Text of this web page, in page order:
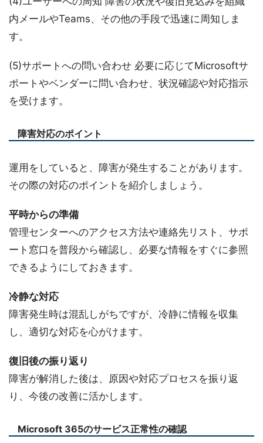
内メールやTeams、その他の手段で迅速に周知しま
す。
(5)サポートへの問い合わせ 必要に応じてMicrosoftサ
ポートやベンダーに問い合わせ、状況確認や対応指示
を受けます。
障害対応のポイント
運用をしていると、障害が発生することがあります。
その際の対応のポイントを紹介しましょう。
平時からの準備
管理センターへのアクセス方法や連絡先リスト、サポ
ート窓口を普段から確認し、必要な情報をすぐに参照
できるようにしておきます。
冷静な対応
障害発生時は混乱しがちですが、冷静に情報を収集
し、適切な対応を心がけます。
復旧後の振り返り
障害が解消した後は、原因や対応プロセスを振り返
り、今後の改善に活かします。
Microsoft 365のサービス正常性の確認